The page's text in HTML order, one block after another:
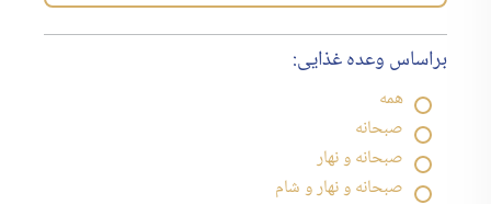
براساس وعده غذایی:
همه
صبحانه
صبحانه و نهار
صبحانه و نهار و شام